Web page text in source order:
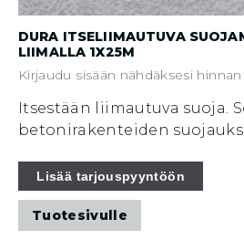
DURA ITSELIIMAUTUVA
LIIMALLA 1X25M
Kirjaudu sisään nähdäksesi hinnan
Itsestään liimautuva suoja.
betonirakenteiden
Lisää tarjouspyyntöön
Tuotesivulle